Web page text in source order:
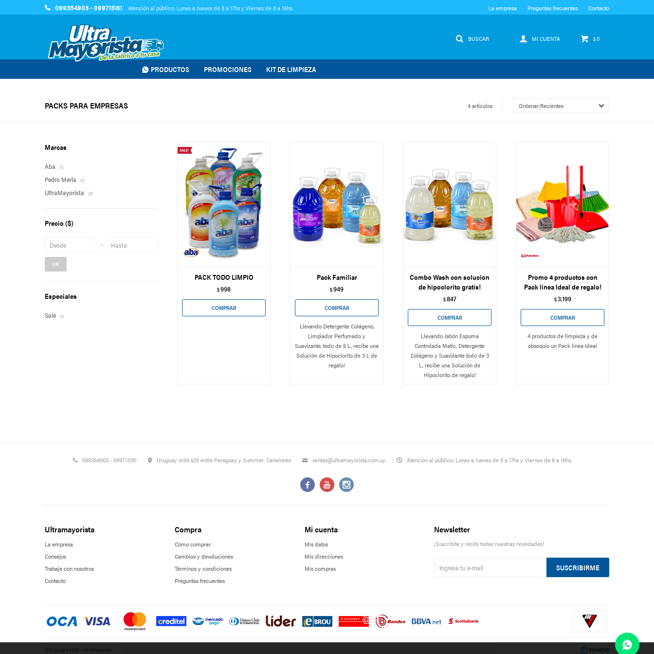
PRODUCTOS PROMOCIONES KIT DE LIMPIEZA
$0
099354903 - 099713181 Atención al público: Lunes a Jueves de 8 a 17hs y Viernes de 8 a 16hs. La empresa Preguntas frecuentes Contacto
PACKS PARA EMPRESAS 4 artículos Recientes
PACK TODO LIMPIO
$998
Pack Familiar
$949
Llevando Detergente Colágeno,
Limpiador Perfumado y
Suavizante, todo de 5 L, recibe una
Solución de Hipoclorito de 3 L de
regalo!
Combo Wash con solucion
de hipoclorito gratis!
$847
Llevando Jabón Espuma
Controlada Matic, Detergente
Colágeno y Suavizante todo de 3
L, recibe una Solución de
Hipoclorito de regalo!
Promo 4 productos con
Pack linea Ideal de regalo!
$3.199
4 productos de limpieza y de
obsequio un Pack linea Ideal
Marcas
Aba (1)
Pedro Merla (1)
UltraMayorista (2)
Precio($)
OK
Especiales
Sale (1)
099354903 - 099713181 Uruguay m94 s26 entre Paraguay y Summer, Canelones ventas@ultramayorista.com.uy Atención al público: Lunes a Jueves de 8 a 17hs y Viernes de 8 a 16hs.
  
Ultramayorista
La empresa
Consejos
Trabaja con nosotros
Contacto
Compra
Cómo comprar
Cambios y devoluciones
Términos y condiciones
Preguntas frecuentes
Mi cuenta
Mis datos
Mis direcciones
Mis compras
Newsletter
¡Suscribite y recibí todas nuestras novedades!
SUSCRIBIRME
© Copyright 2026 / UltraMayorista